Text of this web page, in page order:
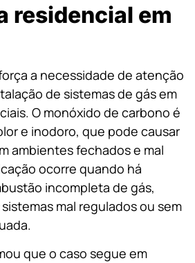
residencial em
a necessidade de atenção
de sistemas de gás em
O monóxido de carbono é
e inodoro, que pode causar
ambientes fechados e mal
ocorre quando há
incompleta de gás,
mal regulados ou sem
que o caso segue em